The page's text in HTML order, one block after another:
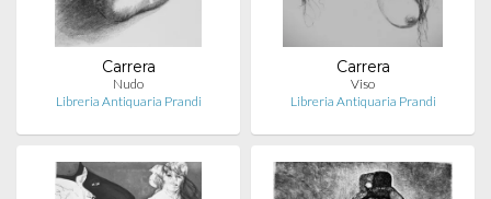
Carrera
Nudo
Libreria Antiquaria Prandi
Carrera
Viso
Libreria Antiquaria Prandi